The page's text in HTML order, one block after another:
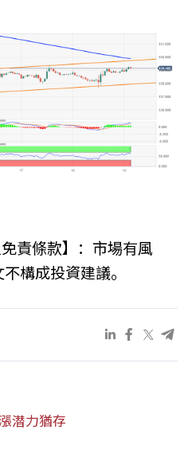
責條款】：市場有風
構成投資建議。
潜力猶存